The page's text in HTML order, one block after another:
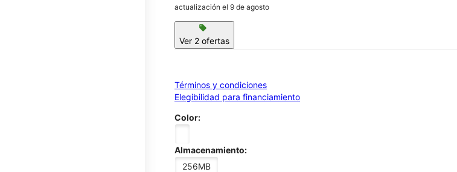
actualización el 9 de agosto
sell
Ver 2 ofertas
Términos y condiciones
Elegibilidad para financiamiento
Color:
Almacenamiento:
256MB